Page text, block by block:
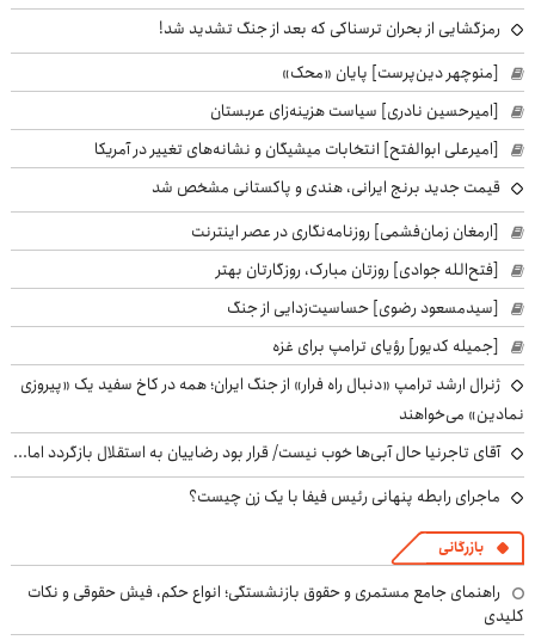
رمزگشایی از بحران ترسناکی که بعد از جنگ تشدید شد!
[منوچهر دین‌پرست] پایان «محک»
[امیرحسین نادری] سیاست هزینه‌زای عربستان
[امیرعلی ابوالفتح] انتخابات میشیگان و نشانه‌های تغییر در آمریکا
قیمت جدید برنج ایرانی، هندی و پاکستانی مشخص شد
[ارمغان زمان‌فشمی] روزنامه‌نگاری در عصر اینترنت
[فتح‌الله جوادی] روزتان مبارک، روزگارتان بهتر
[سیدمسعود رضوی] حساسیت‌زدایی از جنگ
[جمیله کدیور] رؤیای ترامپ برای غزه
ژنرال ارشد ترامپ «دنبال راه فرار» از جنگ ایران؛ همه در کاخ سفید یک «پیروزی
نمادین» می‌خواهند
آقای تاجرنیا حال آبی‌ها خوب نیست/ قرار بود رضاییان به استقلال بازگردد اما...
ماجرای رابطه پنهانی رئیس فیفا با یک زن چیست؟
بازرگانی
راهنمای جامع مستمری و حقوق بازنشستگی؛ انواع حکم، فیش حقوقی و نکات
کلیدی